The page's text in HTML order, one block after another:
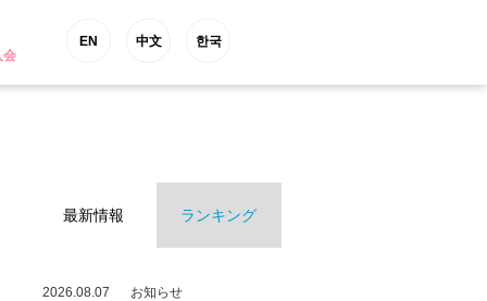
会
EN 中文 한국
最新情報 ランキング
2026.08.07 お知らせ